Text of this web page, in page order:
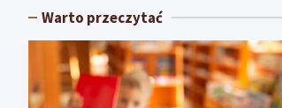
Warto przeczytać